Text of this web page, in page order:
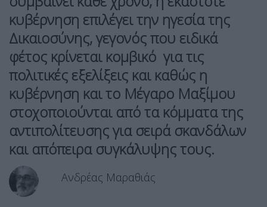
κυβέρνηση επιλέγει την ηγεσία της
Δικαιοσύνης,γεγονός που ειδικά
φέτος κρίνεται κομβικό για τις
πολιτικές εξελίξεις και καθώς η
κυβέρνηση και το Μέγαρο Μαξίμου
στοχοποιούνται από τα κόμματα της
αντιπολίτευσης για σειρά σκανδάλων
και απόπειρα συγκάλυψης τους.
Ανδρέας Μαραθιάς